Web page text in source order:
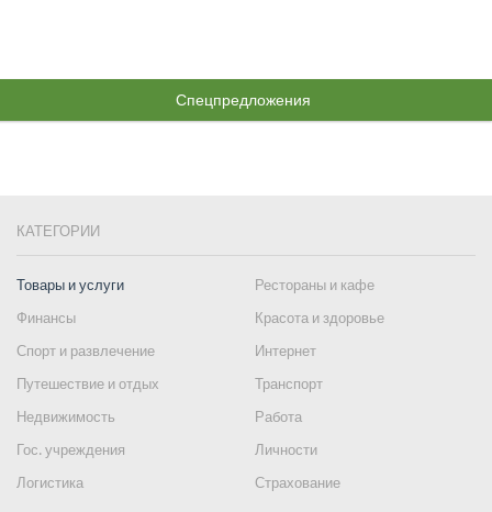
Спецпредложения
КАТЕГОРИИ
Товары и услуги
Рестораны и кафе
Финансы
Красота и здоровье
Спорт и развлечение
Интернет
Путешествие и отдых
Транспорт
Недвижимость
Работа
Гос. учреждения
Личности
Логистика
Страхование